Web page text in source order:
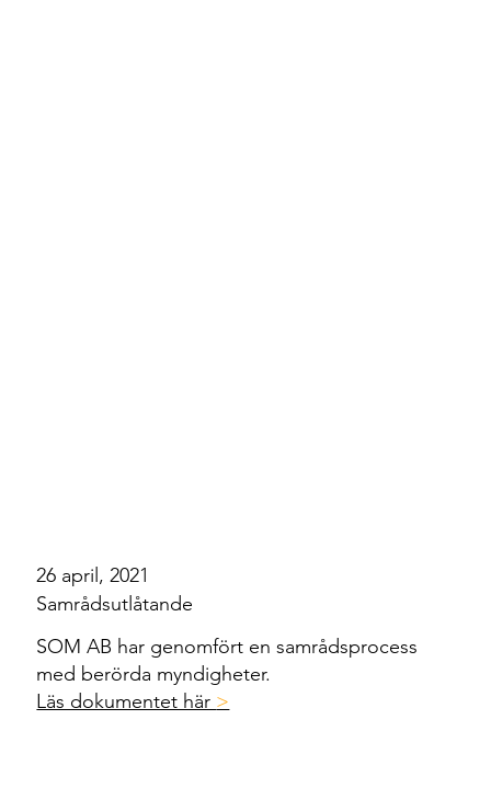
26 april, 2021
Samrådsutlåtande
SOM AB har genomfört en samrådsprocess
med berörda myndigheter.
Läs dokumentet här >